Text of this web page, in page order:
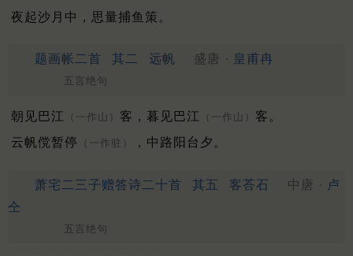
夜起沙月中，思量捕鱼策。
题画帐二首 其二 远帆 盛唐 · 皇甫冉
五言绝句
朝见巴江 （一作山） 客，暮见巴江 （一作山） 客。
云帆傥暂停
（一作驻） ，中路阳台夕。
萧宅二三子赠答诗二十首 其五 客荅石 中唐 ·
卢
仝
五言绝句